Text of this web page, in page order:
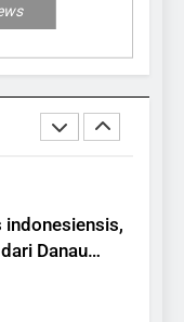
indonesiensis,
Danau